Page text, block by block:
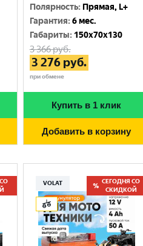
Полярность: Прямая, L+
Гарантия:6 мес.
Габариты: 150x70x130
3 366руб.
3 276руб.
при обмене
Купить в 1 клик
Добавить в корзину
VOLAT
СЕГОДНЯ СО
СКИДКОЙ